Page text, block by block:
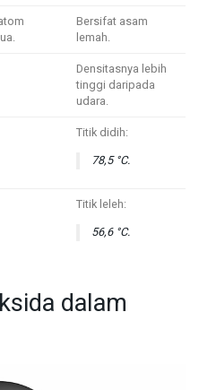
Bersifat asam
lemah.
Densitasnya lebih
tinggi daripada
udara.
Titik didih:
78,5 °C.
Titik leleh:
56,6 °C.
dalam